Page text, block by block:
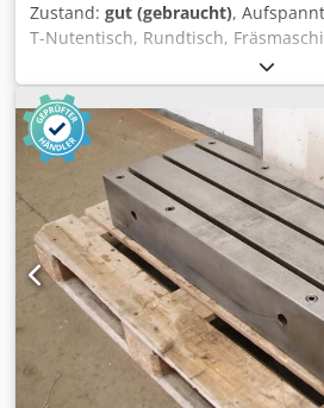
Zustand: gut (gebraucht),
T-Nutentisch, Rundtisch,
Deckel MAHO, Fräsmaschinentisch
Bearbeitugszentrum -Tischfläche: Ø
Nutenbreite 14 mm, Nutenabstand
Itlsndock -Transportabmessung: 800/
Gewicht: 355 kg